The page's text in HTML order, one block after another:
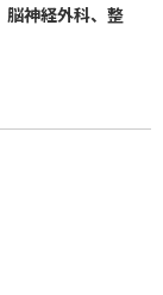
脳神経外科、整